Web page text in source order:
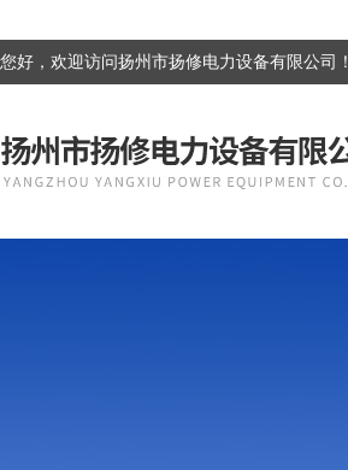
您好，欢迎访问扬州市扬修电力设备有限公司！